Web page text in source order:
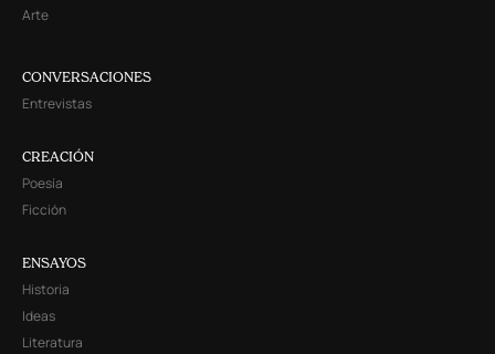
Arte
CONVERSACIONES
Entrevistas
CREACIÓN
Poesía
Ficción
ENSAYOS
Historia
Ideas
Literatura